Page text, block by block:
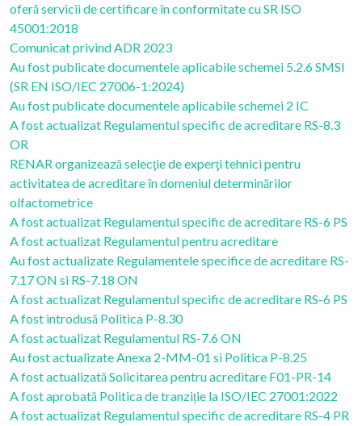
oferă servicii de certificare în conformitate cu SR ISO
45001:2018
Comunicat privind ADR 2023
Au fost publicate documentele aplicabile schemei 5.2.6 SMSI
(SR EN ISO/IEC 27006-1:2024)
Au fost publicate documentele aplicabile schemei 2 IC
A fost actualizat Regulamentul specific de acreditare RS-8.3
OR
RENAR organizează selecţie de experţi tehnici pentru
activitatea de acreditare în domeniul determinărilor
olfactometrice
A fost actualizat Regulamentul specific de acreditare RS-6 PS
A fost actualizat Regulamentul pentru acreditare
Au fost actualizate Regulamentele specifice de acreditare RS-
7.17 ON si RS-7.18 ON
A fost actualizat Regulamentul specific de acreditare RS-6 PS
A fost introdusă Politica P-8.30
A fost actualizat Regulamentul RS-7.6 ON
Au fost actualizate Anexa 2-MM-01 si Politica P-8.25
A fost actualizată Solicitarea pentru acreditare F01-PR-14
A fost aprobată Politica de tranziție la ISO/IEC 27001:2022
A fost actualizat Regulamentul specific de acreditare RS-4 PR